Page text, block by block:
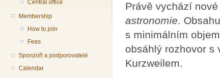
Central office
Membership
How to join
Fees
Sponzoři a podporovatelé
Calendar
Právě vychází
astronomie.
s minimálním
obsáhlý rozhovor s
Kurzweilem.